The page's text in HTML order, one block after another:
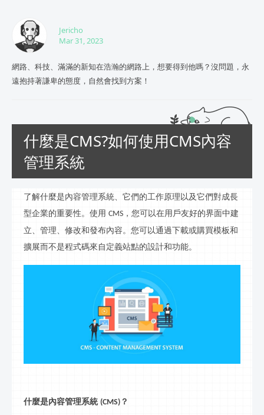
Jericho
Mar 31, 2023
網路、科技、滿滿的新知在浩瀚的網路上，想要得到他嗎？沒問題，永
遠抱持著謙卑的態度，自然會找到方案！
什麼是CMS?如何使用CMS內容
管理系統
了解什麼是內容管理系統、它們的工作原理以及它們對成長
型企業的重要性。使用 CMS ，您可以在用戶友好的界面中建
立 、管理、修改和發布內容。您可以通過下載或購買模板和
擴展而不是程式碼來自定義站點的設計和功能。
什麼是內容管理系統 (CMS) ？